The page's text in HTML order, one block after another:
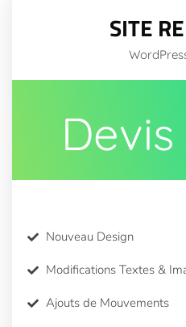
SITE
Devis
Nouveau Design
Modifications Textes &
Ajouts de Mouvements